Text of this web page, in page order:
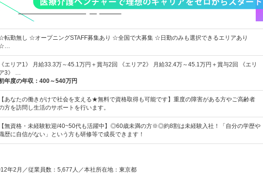
転勤無し ☆オープニングSTAFF募集あり ☆全国で大募集 ☆日勤のみも選択できるエリアあり
《エリア1》 月給33.3万～45.1万円＋賞与2回 《エリア2》 月給32.4万～45.1万円＋賞与2回 《エリ
3》 …
年度の年収： 400～540万円
【あなたの働きがけで社会を支える★無料で資格取得も可能です】重度の障害がある方やご高齢者
方を訪問し生活のサポートを行います。
【無資格・未経験歓迎/40~50代も活躍中】◎60歳未満の方※◎約8割は未経験入社！「自分の学歴や
歴に自信がない」という方も研修等で成長できます！
年2月／従業員数：5,677人／本社所在地：東京都